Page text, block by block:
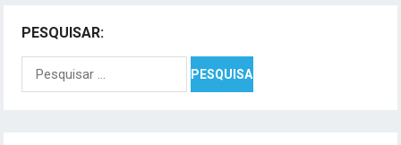
PESQUISAR:
por: